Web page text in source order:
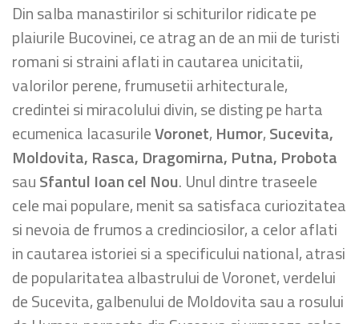
Din salba manastirilor si schiturilor ridicate pe
plaiurile Bucovinei, ce atrag an de an mii de turisti
romani si straini aflati in cautarea unicitatii,
valorilor perene, frumusetii arhitecturale,
credintei si miracolului divin, se disting pe harta
ecumenica lacasurileVoronet, Humor,Sucevita,
Moldovita, Rasca, Dragomirna, Putna, Probota
sauSfantul Ioan cel Nou. Unul dintre traseele
cele mai populare, menit sa satisfaca curiozitatea
si nevoia de frumos a credinciosilor, a celor aflati
in cautarea istoriei si a specificului national, atrasi
de popularitatea albastrului de Voronet, verdelui
de Sucevita, galbenului de Moldovita sau a rosului